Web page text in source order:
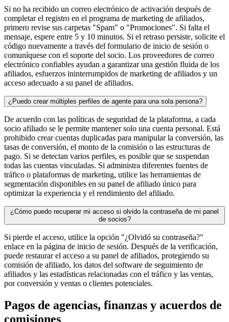
Si no ha recibido un correo electrónico de activación después de
completar el registro en el programa de marketing de afiliados,
primero revise sus carpetas "Spam" o "Promociones". Si falta el
mensaje, espere entre 5 y 10 minutos. Si el retraso persiste, solicite el
código nuevamente a través del formulario de inicio de sesión o
comuníquese con el soporte del socio. Los proveedores de correo
electrónico confiables ayudan a garantizar una gestión fluida de los
afiliados, esfuerzos ininterrumpidos de marketing de afiliados y un
acceso adecuado a su panel de afiliados.
¿Puedo crear múltiples perfiles de agente para una sola persona?
De acuerdo con las políticas de seguridad de la plataforma, a cada
socio afiliado se le permite mantener solo una cuenta personal. Está
prohibido crear cuentas duplicadas para manipular la conversión, las
tasas de conversión, el monto de la comisión o las estructuras de
pago. Si se detectan varios perfiles, es posible que se suspendan
todas las cuentas vinculadas. Si administra diferentes fuentes de
tráfico o plataformas de marketing, utilice las herramientas de
segmentación disponibles en su panel de afiliado único para
optimizar la experiencia y el rendimiento del afiliado.
¿Cómo puedo recuperar mi acceso si olvido la contraseña de mi panel
de socios?
Si pierde el acceso, utilice la opción "¿Olvidó su contraseña?"
enlace en la página de inicio de sesión. Después de la verificación,
puede restaurar el acceso a su panel de afiliados, protegiendo su
comisión de afiliado, los datos del software de seguimiento de
afiliados y las estadísticas relacionadas con el tráfico y las ventas,
por conversión y ventas o clientes potenciales.
Pagos de agencias, finanzas y acuerdos de
comisiones